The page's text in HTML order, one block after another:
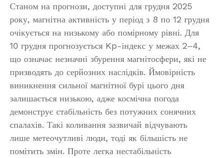
Станом на прогнози, доступні для грудня 2025
року, магнітна активність у період з 8 по 12 грудня
очікується на низькому або помірному рівні. Для
10 грудня прогнозується Kp-індекс у межах 2–4,
що означає незначні збурення магнітосфери, які не
призводять до серйозних наслідків. Ймовірність
виникнення сильної магнітної бурі цього дня
залишається низькою, адже космічна погода
демонструє стабільність без потужних сонячних
спалахів. Такі коливання зазвичай відчувають
лише метеочутливі люди, тоді як більшість не
помітить змін. Проте легка нестабільність